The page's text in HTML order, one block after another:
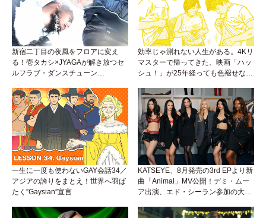
新宿二丁目の夜風をフロアに変え
る！壱タカシ×JYAGAが解き放つセ
ルフラブ・ダンスチューン
効率じゃ測れない人生がある。4Kリ
マスターで帰ってきた、映画「ハッ
シュ！」が25年経っても色褪せない
一生に一度も使わないGAY会話34／
アジアの誇りをまとえ！世界へ羽ば
たく”Gaysian”宣言
KATSEYE、8月発売の3rd EPより新
曲「Animal」MV公開！デミ・ムー
ア出演、エド・シーラン参加の大胆